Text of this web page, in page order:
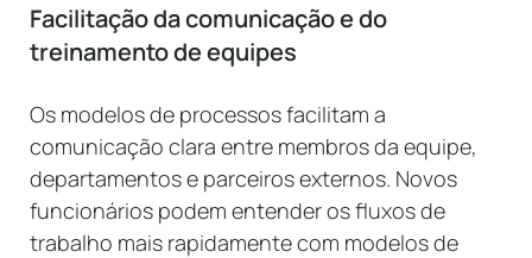
Facilitação da comunicação e do
treinamento de equipes
Os modelos de processos facilitam a
comunicação clara entre membros da equipe,
departamentos e parceiros externos. Novos
funcionários podem entender os fluxos de
trabalho mais rapidamente com modelos de